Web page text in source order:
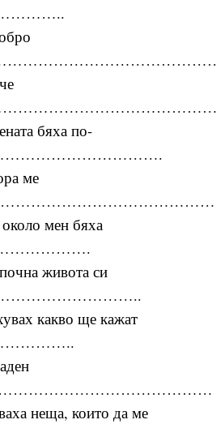
бяха по-
ме
мен бяха
живота си
какво ще кажат
неща, които да ме